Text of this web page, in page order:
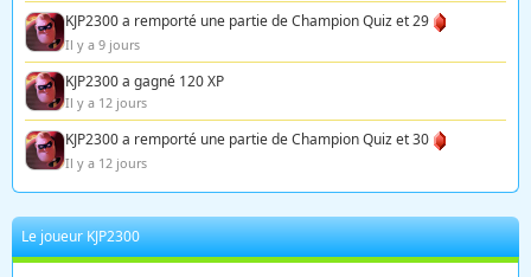
KJP2300 a remporté une partie de Champion Quiz et 29
Il y a 9 jours
KJP2300 a gagné 120 XP
Il y a 12 jours
KJP2300 a remporté une partie de Champion Quiz et 30
Il y a 12 jours
Le joueur KJP2300